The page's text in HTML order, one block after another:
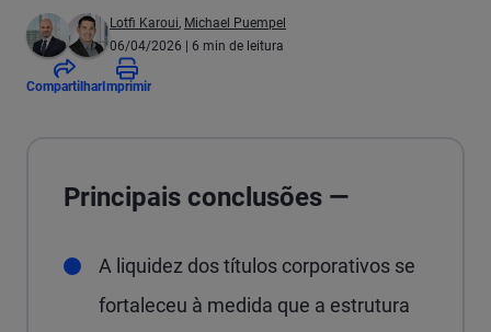
Lotfi Karoui, Michael Puempel
06/04/2026 | 6 min de leitura
Compartilhar Imprimir
Principais conclusões —
A liquidez dos títulos corporativos se
fortaleceu à medida que a estrutura